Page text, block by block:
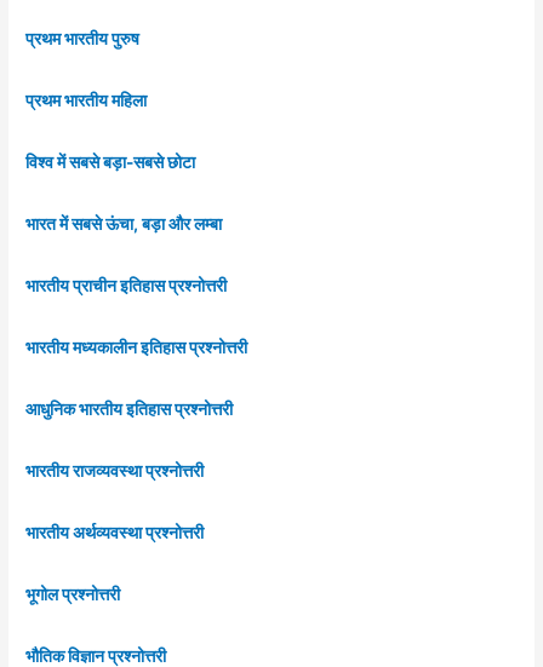
प्रथम भारतीय पुरुष
प्रथम भारतीय महिला
विश्व में सबसे बड़ा-सबसे छोटा
भारत में सबसे ऊंचा, बड़ा और लम्बा
भारतीय प्राचीन इतिहास प्रश्नोत्तरी
भारतीय मध्यकालीन इतिहास प्रश्नोत्तरी
आधुनिक भारतीय इतिहास प्रश्नोत्तरी
भारतीय राजव्यवस्था प्रश्नोत्तरी
भारतीय अर्थव्यवस्था प्रश्नोत्तरी
भूगोल प्रश्नोत्तरी
भौतिक विज्ञान प्रश्नोत्तरी